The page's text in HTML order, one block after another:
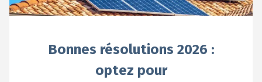
Bonnes résolutions 2026 :
optez pour